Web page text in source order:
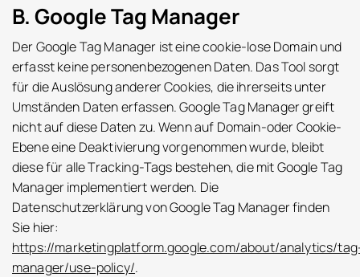
B. Google Tag Manager
Der Google Tag Manager ist eine cookie-lose Domain und
erfasst keine personenbezogenen Daten. Das Tool sorgt
für die Auslösung anderer Cookies, die ihrerseits unter
Umständen Daten erfassen. Google Tag Manager greift
nicht auf diese Daten zu. Wenn auf Domain-oder Cookie-
Ebene eine Deaktivierung vorgenommen wurde, bleibt
diese für alle Tracking-Tags bestehen, die mit Google Tag
Manager implementiert werden. Die
Datenschutzerklärung von Google Tag Manager finden
Sie hier:
https://marketingplatform.google.com/about/analytics/
manager/use-policy/.